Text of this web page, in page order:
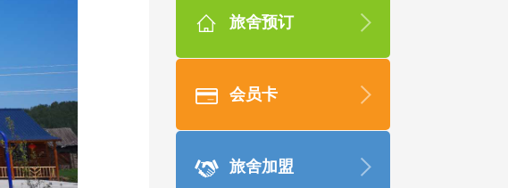
旅舍预订
会员卡
旅舍加盟